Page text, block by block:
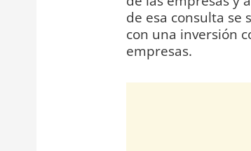
de esa consulta se
con una inversión
empresas.